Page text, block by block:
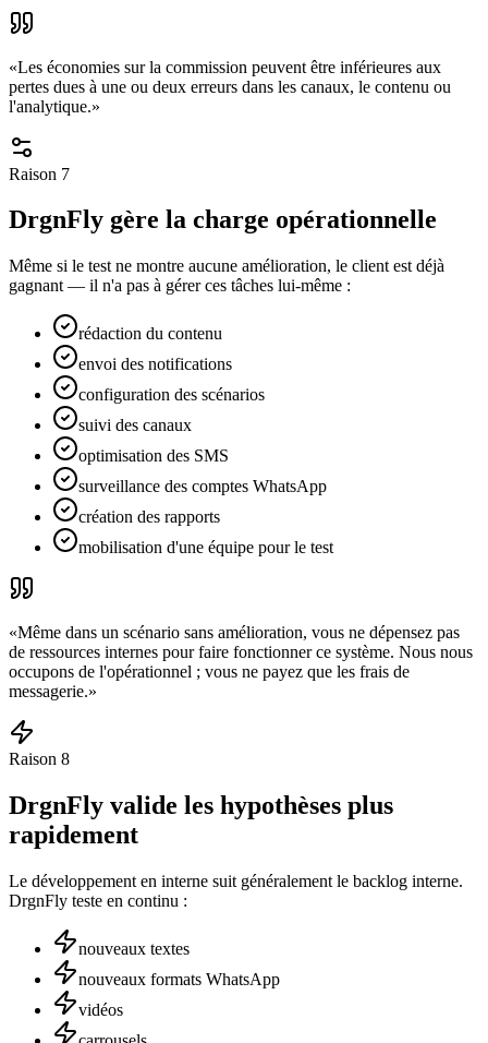
«Les économies sur la commission peuvent être inférieures aux
pertes dues à une ou deux erreurs dans les canaux, le contenu ou
l'analytique.»
Raison 7
DrgnFly gère la charge opérationnelle
Même si le test ne montre aucune amélioration, le client est déjà
gagnant — il n'a pas à gérer ces tâches lui-même :
rédaction du contenu
envoi des notifications
configuration des scénarios
suivi des canaux
optimisation des SMS
surveillance des comptes WhatsApp
création des rapports
mobilisation d'une équipe pour le test
«Même dans un scénario sans amélioration, vous ne dépensez pas
de ressources internes pour faire fonctionner ce système. Nous nous
occupons de l'opérationnel ; vous ne payez que les frais de
messagerie.»
Raison 8
DrgnFly valide les hypothèses plus
rapidement
Le développement en interne suit généralement le backlog interne.
DrgnFly teste en continu :
nouveaux textes
nouveaux formats WhatsApp
vidéos